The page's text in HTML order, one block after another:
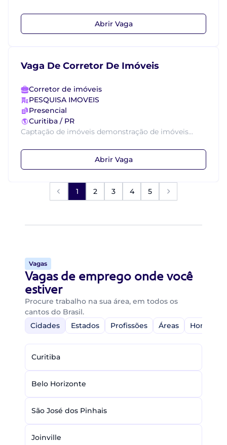
Abrir Vaga
Vaga De Corretor De Imóveis
Corretor de imóveis
PESQUISA IMOVEIS
Presencial
Curitiba / PR
Captação de imóveis demonstração de imóveis...
Abrir Vaga
1 2 3 4 5
Vagas
Vagas de emprego onde você
estiver
Procure trabalho na sua área, em todos os
cantos do Brasil.
Cidades
Estados Profissões Áreas Home-
Curitiba
Belo Horizonte
São José dos Pinhais
Joinville